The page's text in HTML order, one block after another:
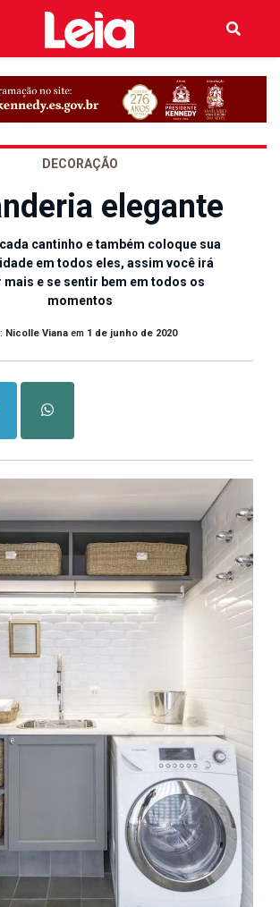
DECORAÇÃO
elegante
cantinho e também coloque sua
em todos eles, assim você irá
mais e se sentir bem em todos os
momentos
Nicolle Vianaem 1 de junho de 2020